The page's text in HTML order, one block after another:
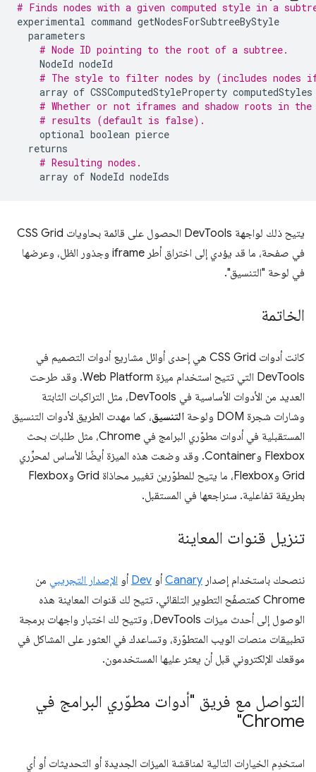
# Finds nodes with a given computed style in a
experimental command getNodesForSubtreeByStyle
parameters
# Node ID pointing to the root of a subtree.
NodeId nodeId
# The style to filter nodes by (includes nodes
array of CSSComputedStyleProperty computedStyles
# Whether or not iframes and shadow roots in
# results (default is false).
optional boolean pierce
returns
# Resulting nodes.
array of NodeId nodeIds
يتيح ذلك لواجهة DevTools الحصول على قائمة بحاويات CSS Grid
في صفحة، ما قد يؤدي إلى اختراق أطر iframe وجذور الظل، وعرضها
في لوحة "التنسيق".
الخاتمة
كانت أدوات CSS Grid هي إحدى أوائل مشاريع أدوات التصميم في
DevTools التي تتيح استخدام ميزة Web Platform. وقد طرحت
العديد من الأدوات الأساسية في DevTools، مثل التراكبات الثابتة
وشارات شجرة DOM ولوحة
التنسيق، كما مهدت الطريق لأدوات التنسيق
المستقبلية في أدوات مطوّري البرامج في Chrome، مثل طلبات بحث
Flexbox وContainer. وقد وضعت هذه الميزة أيضًا الأساس لمحرِّري
Grid وFlexbox، ما يتيح للمطوّرين تغيير محاذاة Grid وFlexbox
بطريقة تفاعلية. سنراجعها في المستقبل.
تنزيل قنوات المعاينة
ننصحك باستخدام إصدار Canary أو Dev أو الإصدار التجريبي من
Chrome كمتصفّح التطوير التلقائي. تتيح لك قنوات المعاينة هذه
الوصول إلى أحدث ميزات DevTools، وتتيح لك اختبار واجهات برمجة
تطبيقات منصات الويب المتطوّرة، وتساعدك في العثور على المشاكل في
موقعك الإلكتروني قبل أن يعثر عليها المستخدمون.
التواصل مع فريق "أدوات مطوّري البرامج في
Chrome"
استخدِم الخيارات التالية لمناقشة الميزات الجديدة أو التحديثات أو أي